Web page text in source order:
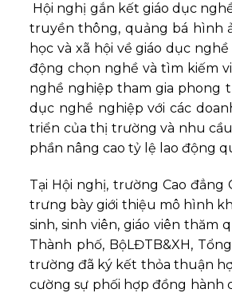
Hội nghị gắn kết giáo dục
truyền thông, quảng bá hình
học và xã hội về giáo dục
động chọn nghề và tìm kiếm
nghề nghiệp tham gia phong
dục nghề nghiệp với các
triển của thị trường và nhu
phần nâng cao tỷ lệ lao động
Tại Hội nghị, trường Cao
trưng bày giới thiệu mô hình
sinh, sinh viên, giáo viên thăm
Thành phố, BộLĐTB&XH,
trường đã ký kết thỏa thuận
cường sự phối hợp đồng hành